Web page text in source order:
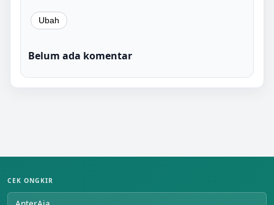
Belum ada komentar
CEK ONGKIR